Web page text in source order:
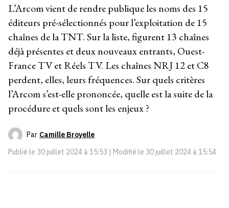
L’Arcom vient de rendre publique les noms des 15
éditeurs pré-sélectionnés pour l’exploitation de 15
chaînes de la TNT. Sur la liste, figurent 13 chaînes
déjà présentes et deux nouveaux entrants, Ouest-
France TV et Réels TV. Les chaînes NRJ 12 et C8
perdent, elles, leurs fréquences. Sur quels critères
l’Arcom s’est-elle prononcée, quelle est la suite de la
procédure et quels sont les enjeux ?
Par Camille Broyelle
Publié le 30 juillet 2024 à 15:53 | Modifié le 30 juillet 2024 à 15:54